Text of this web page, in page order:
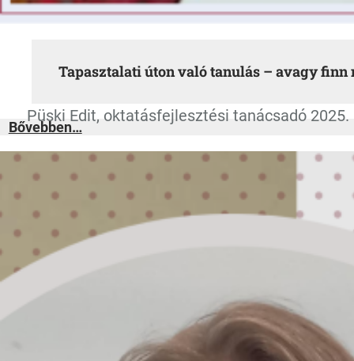
Tapasztalati úton való tanulás – avagy finn
Püski Edit, oktatásfejlesztési tanácsadó
Bővebben…:
Tapasztalati
úton
tanulás
–avagy
finn
mintára
„Learniny